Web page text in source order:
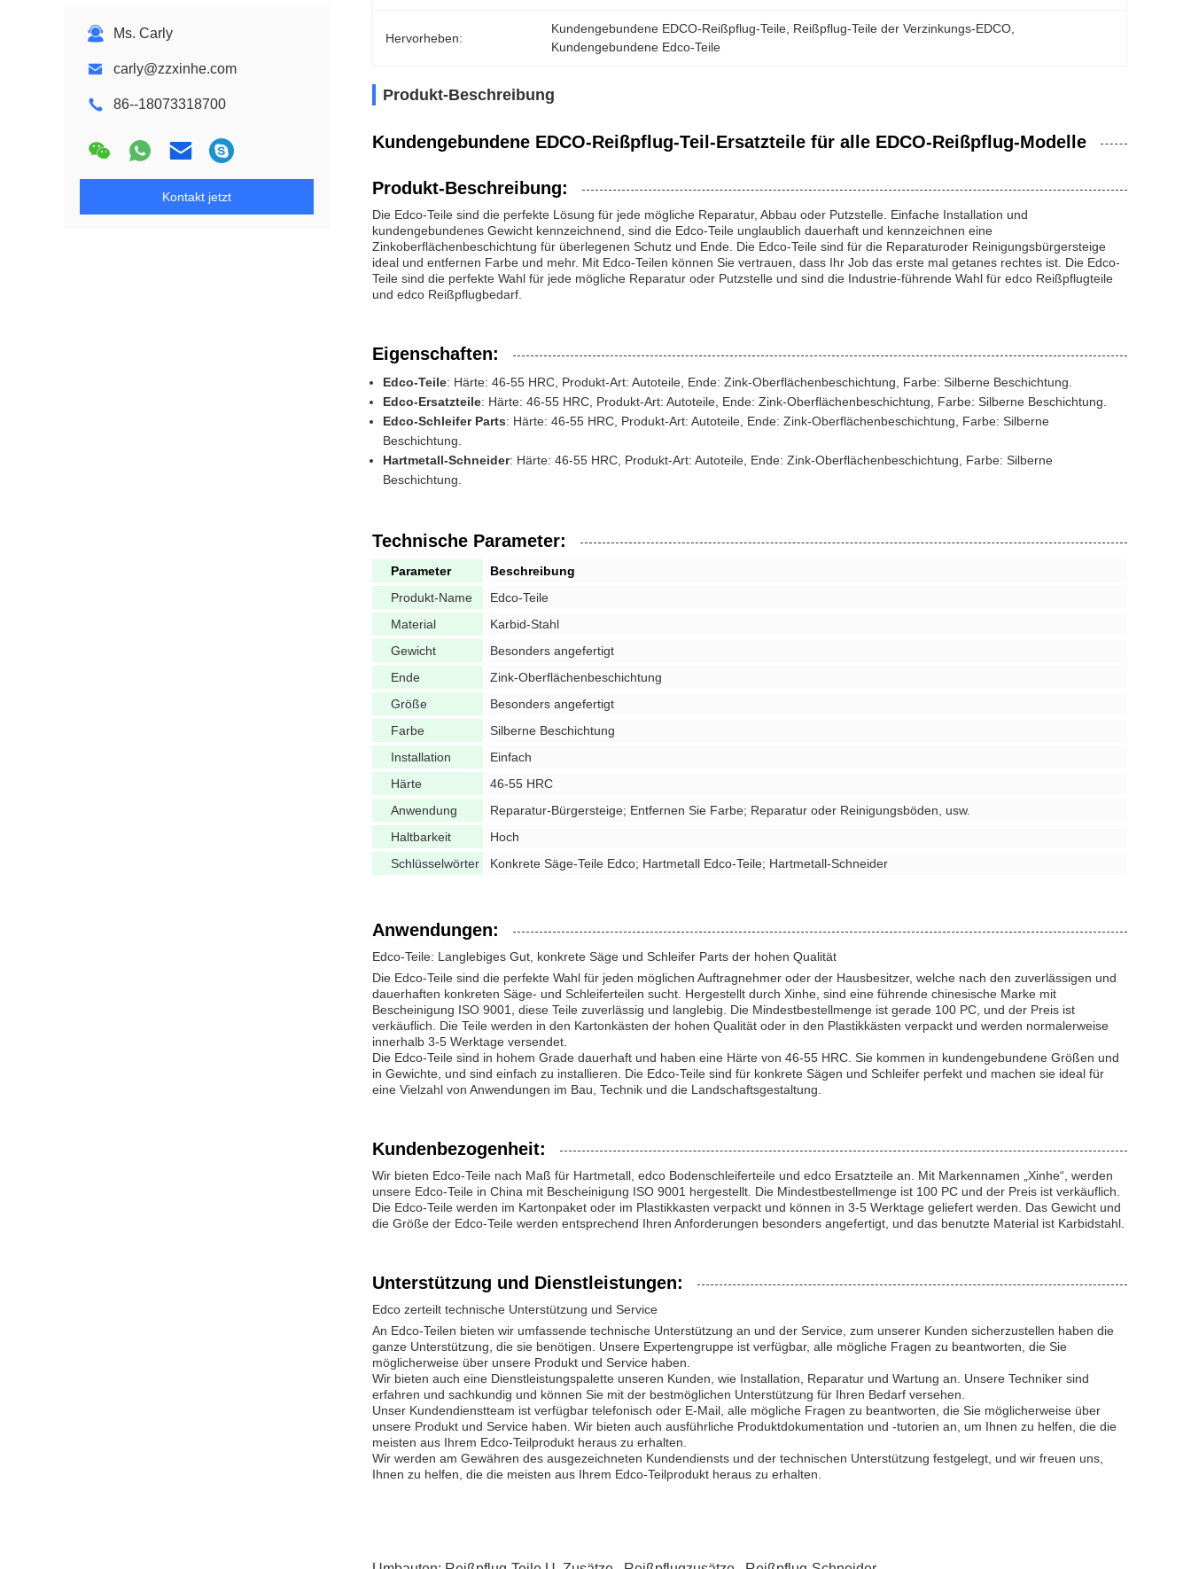
Ms. Carly
carly@zzxinhe.com
86--18073318700
Kontakt jetzt
Hervorheben:
Kundengebundene EDCO-Reißpflug-Teile Reißpflug-Teile der Verzinkungs-EDCO
Kundengebundene Edco-Teile
Produkt-Beschreibung
Kundengebundene EDCO-Reißpflug-Teil-Ersatzteile für alle EDCO-Reißpflug-Modelle
Produkt-Beschreibung:
Die Edco-Teile sind die perfekte Lösung für jede mögliche Reparatur, Abbau oder Putzstelle. Einfache Installation und
kundengebundenes Gewicht kennzeichnend, sind die Edco-Teile unglaublich dauerhaft und kennzeichnen eine
Zinkoberflächenbeschichtung für überlegenen Schutz und Ende. Die Edco-Teile sind für die Reparaturoder Reinigungsbürgersteige
ideal und entfernen Farbe und mehr. Mit Edco-Teilen können Sie vertrauen, dass Ihr Job das erste mal getanes rechtes ist. Die Edco-
Teile sind die perfekte Wahl für jede mögliche Reparatur oder Putzstelle und sind die Industrie-führende Wahl für edco Reißpflugteile
und edco Reißpflugbedarf.
Eigenschaften:
Edco-Teile: Härte: 46-55 HRC, Produkt-Art: Autoteile, Ende: Zink-Oberflächenbeschichtung, Farbe: Silberne Beschichtung.
Edco-Ersatzteile: Härte: 46-55 HRC, Produkt-Art: Autoteile, Ende: Zink-Oberflächenbeschichtung, Farbe: Silberne Beschichtung.
Edco-Schleifer Parts: Härte: 46-55 HRC, Produkt-Art: Autoteile, Ende: Zink-Oberflächenbeschichtung, Farbe: Silberne
Beschichtung.
Hartmetall-Schneider: Härte: 46-55 HRC, Produkt-Art: Autoteile, Ende: Zink-Oberflächenbeschichtung, Farbe: Silberne
Beschichtung.
Technische Parameter:
Parameter
Beschreibung
Produkt-Name
Edco-Teile
Material
Karbid-Stahl
Gewicht
Besonders angefertigt
Ende
Zink-Oberflächenbeschichtung
Größe
Besonders angefertigt
Farbe
Silberne Beschichtung
Installation
Einfach
Härte
46-55 HRC
Anwendung
Reparatur-Bürgersteige; Entfernen Sie Farbe; Reparatur oder Reinigungsböden, usw.
Haltbarkeit
Hoch
Schlüsselwörter
Konkrete Säge-Teile Edco; Hartmetall Edco-Teile; Hartmetall-Schneider
Anwendungen:
Edco-Teile: Langlebiges Gut, konkrete Säge und Schleifer Parts der hohen Qualität
Die Edco-Teile sind die perfekte Wahl für jeden möglichen Auftragnehmer oder der Hausbesitzer, welche nach den zuverlässigen und
dauerhaften konkreten Säge- und Schleiferteilen sucht. Hergestellt durch Xinhe, sind eine führende chinesische Marke mit
Bescheinigung ISO 9001, diese Teile zuverlässig und langlebig. Die Mindestbestellmenge ist gerade 100 PC, und der Preis ist
verkäuflich. Die Teile werden in den Kartonkästen der hohen Qualität oder in den Plastikkästen verpackt und werden normalerweise
innerhalb 3-5 Werktage versendet.
Die Edco-Teile sind in hohem Grade dauerhaft und haben eine Härte von 46-55 HRC. Sie kommen in kundengebundene Größen und
in Gewichte, und sind einfach zu installieren. Die Edco-Teile sind für konkrete Sägen und Schleifer perfekt und machen sie ideal für
eine Vielzahl von Anwendungen im Bau, Technik und die Landschaftsgestaltung.
Kundenbezogenheit:
Wir bieten Edco-Teile nach Maß für Hartmetall, edco Bodenschleiferteile und edco Ersatzteile an. Mit Markennamen „Xinhe“, werden
unsere Edco-Teile in China mit Bescheinigung ISO 9001 hergestellt. Die Mindestbestellmenge ist 100 PC und der Preis ist verkäuflich.
Die Edco-Teile werden im Kartonpaket oder im Plastikkasten verpackt und können in 3-5 Werktage geliefert werden. Das Gewicht und
die Größe der Edco-Teile werden entsprechend Ihren Anforderungen besonders angefertigt, und das benutzte Material ist Karbidstahl.
Unterstützung und Dienstleistungen:
Edco zerteilt technische Unterstützung und Service
An Edco-Teilen bieten wir umfassende technische Unterstützung an und der Service, zum unserer Kunden sicherzustellen haben die
ganze Unterstützung, die sie benötigen. Unsere Expertengruppe ist verfügbar, alle mögliche Fragen zu beantworten, die Sie
möglicherweise über unsere Produkt und Service haben.
Wir bieten auch eine Dienstleistungspalette unseren Kunden, wie Installation, Reparatur und Wartung an. Unsere Techniker sind
erfahren und sachkundig und können Sie mit der bestmöglichen Unterstützung für Ihren Bedarf versehen.
Unser Kundendienstteam ist verfügbar telefonisch oder E-Mail, alle mögliche Fragen zu beantworten, die Sie möglicherweise über
unsere Produkt und Service haben. Wir bieten auch ausführliche Produktdokumentation und -tutorien an, um Ihnen zu helfen, die die
meisten aus Ihrem Edco-Teilprodukt heraus zu erhalten.
Wir werden am Gewähren des ausgezeichneten Kundendiensts und der technischen Unterstützung festgelegt, und wir freuen uns,
Ihnen zu helfen, die die meisten aus Ihrem Edco-Teilprodukt heraus zu erhalten.